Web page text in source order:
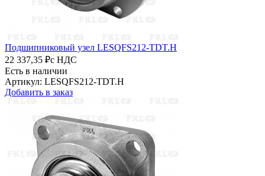
Подшипниковый узел LESQFS212-TDT.H
22 337,35 ₽с НДС
Есть в наличии
Артикул: LESQFS212-TDT.H
Добавить в заказ